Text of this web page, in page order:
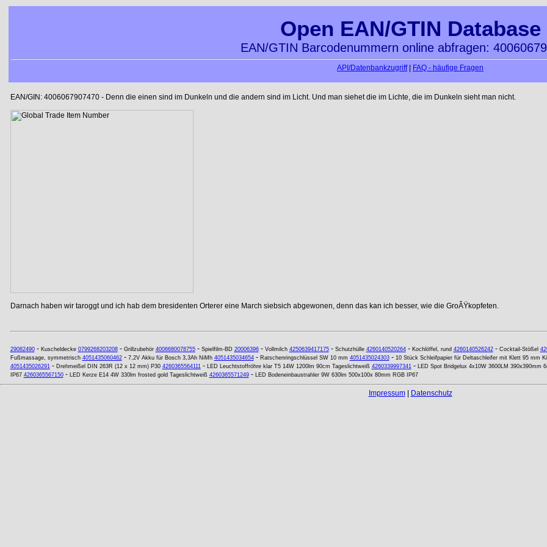
Open EAN/GTIN Database
EAN/GTIN Barcodenummern online abfragen:
API/Datenbankzugriff| FAQ - häufige Fragen
EAN/GIN: 4006067907470 - Denn die einen sind im Dunkeln und die andern sind im Licht. Und man siehet die im Lichte, die im Dunkeln sieht man nicht.
Darnach haben wir taroggt und ich hab dem bresidenten Orterer eine March siebsich abgewonen, denn das kan ich besser, wie die GroÃŸkopfeten.
29082490- Kuscheldecke 0799268203208- Grillzubehör 4006680078755- Spielfilm-BD 20006396- Vollmilch 4250639417175- Schutzhülle 4260140520264- Kochlöffel, rund 4260140526242- Cocktail-Stößel
Fußmassage, symmetrisch 4051435060462- 7,2V Akku für Bosch 3,3Ah NiMh 4051435034654- Ratschenringschlüssel SW 10 mm 4051435024303- 10 Stück Schleifpapier für Deltaschleifer mit Klett 95 mm
4051435026291- Drehmeißel DIN 263R (12 x 12 mm) P30 4260365564111- LED Leuchtstoffröhre klar T5 14W 1200lm 90cm Tageslichtweiß 4260339997341- LED Spot Bridgelux 4x10W 3600LM 390x390mm
IP67 4260365567150- LED Kerze E14 4W 330lm frosted gold Tageslichtweiß 4260365571249- LED Bodeneinbaustrahler 9W 630lm 500x100x 80mm RGB IP67
Impressum| Datenschutz